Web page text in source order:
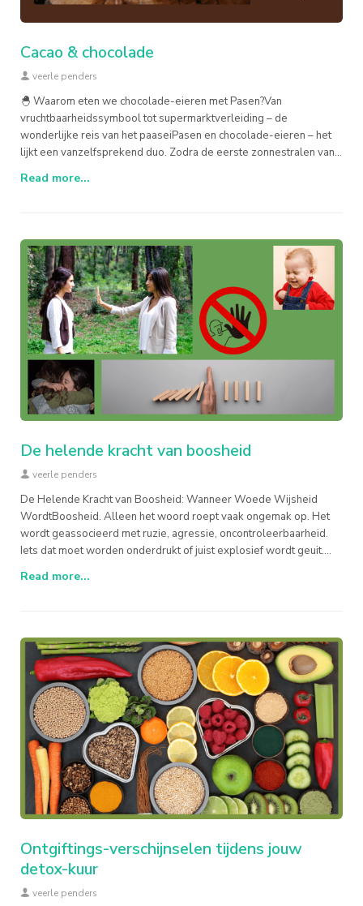
Cacao & chocolade
veerle penders
🐣 Waarom eten we chocolade-eieren met Pasen?Van
vruchtbaarheidssymbool tot supermarktverleiding – de
wonderlijke reis van het paaseiPasen en chocolade-eieren – het
lijkt een vanzelfsprekend duo. Zodra de eerste zonnestralen van
Read more...
De helende kracht van boosheid
veerle penders
De Helende Kracht van Boosheid: Wanneer Woede Wijsheid
WordtBoosheid. Alleen het woord roept vaak ongemak op. Het
wordt geassocieerd met ruzie, agressie, oncontroleerbaarheid.
Iets dat moet worden onderdrukt of juist explosief wordt geuit.
Read more...
Ontgiftings-verschijnselen tijdens jouw
detox-kuur
veerle penders